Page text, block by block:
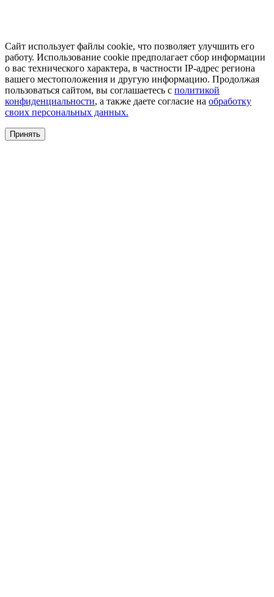
Сайт использует файлы cookie, что позволяет улучшить его
работу. Использование cookie предполагает сбор информации
о вас технического характера, в частности IP-адрес региона
вашего местоположения и другую информацию. Продолжая
пользоваться сайтом, вы соглашаетесь с политикой
конфиденциальности, а также даете согласие на обработку
своих персональных данных.
Принять